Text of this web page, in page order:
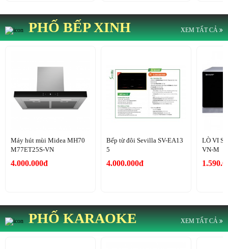
PHỐ BẾP XINH XEM TẤT CẢ
Máy hút mùi Midea MH70
M77ET25S-VN
4.000.000đ
Bếp từ đôi Sevilla SV-EA13
5
4.000.000đ
LÒ VI
VN-M
PHỐ KARAOKE XEM TẤT CẢ